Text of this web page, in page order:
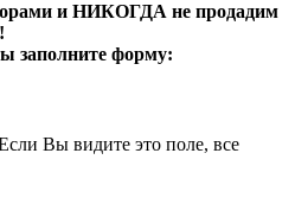
и НИКОГДА не продадим
заполните форму:
Вы видите это поле, все